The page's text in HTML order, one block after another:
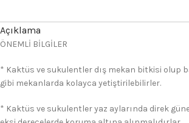
Açıklama
ÖNEMLİ BİLGİLER
* Kaktüs ve sukulentler dış mekan bitkisi olup
gibi mekanlarda kolayca yetiştirilebilirler.
* Kaktüs ve sukulentler yaz aylarında direk